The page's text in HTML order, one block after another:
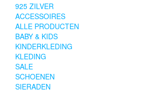
925 ZILVER
ACCESSOIRES
ALLE PRODUCTEN
BABY & KIDS
KINDERKLEDING
KLEDING
SALE
SCHOENEN
SIERADEN